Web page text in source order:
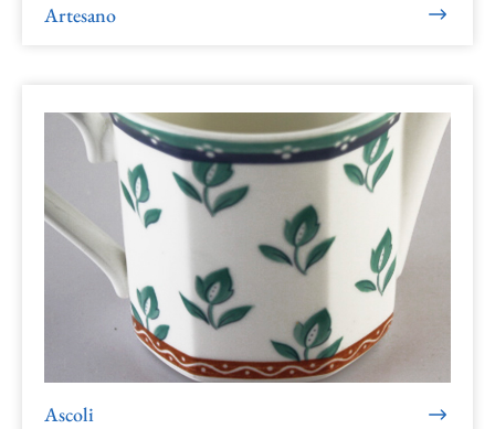
Artesano
Ascoli